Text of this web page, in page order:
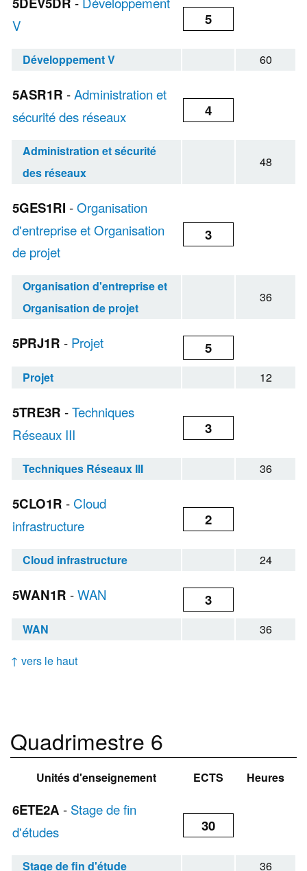
V
5
Développement V 60
5ASR1R -Administration et
sécurité des réseaux
4
Administration et sécurité
des réseaux
48
5GES1RI -Organisation
d'entreprise et Organisation
de projet
3
Organisation d'entreprise et
Organisation de projet
36
5PRJ1R - Projet 5
Projet 12
5TRE3R -Techniques
Réseaux III
3
Techniques Réseaux III 36
5CLO1R - Cloud
infrastructure
2
Cloud infrastructure 24
5WAN1R -WAN 3
WAN
36
↑ vers le haut
Quadrimestre 6
Unités d'enseignement ECTS Heures
6ETE2A - Stage de fin
d'études
30
Stage de fin d'étude 36